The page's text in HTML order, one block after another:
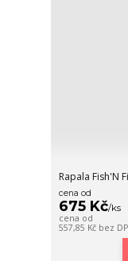
Rapala Fish'N
cena od
675 Kč/ks
cena od
557,85 Kč bez